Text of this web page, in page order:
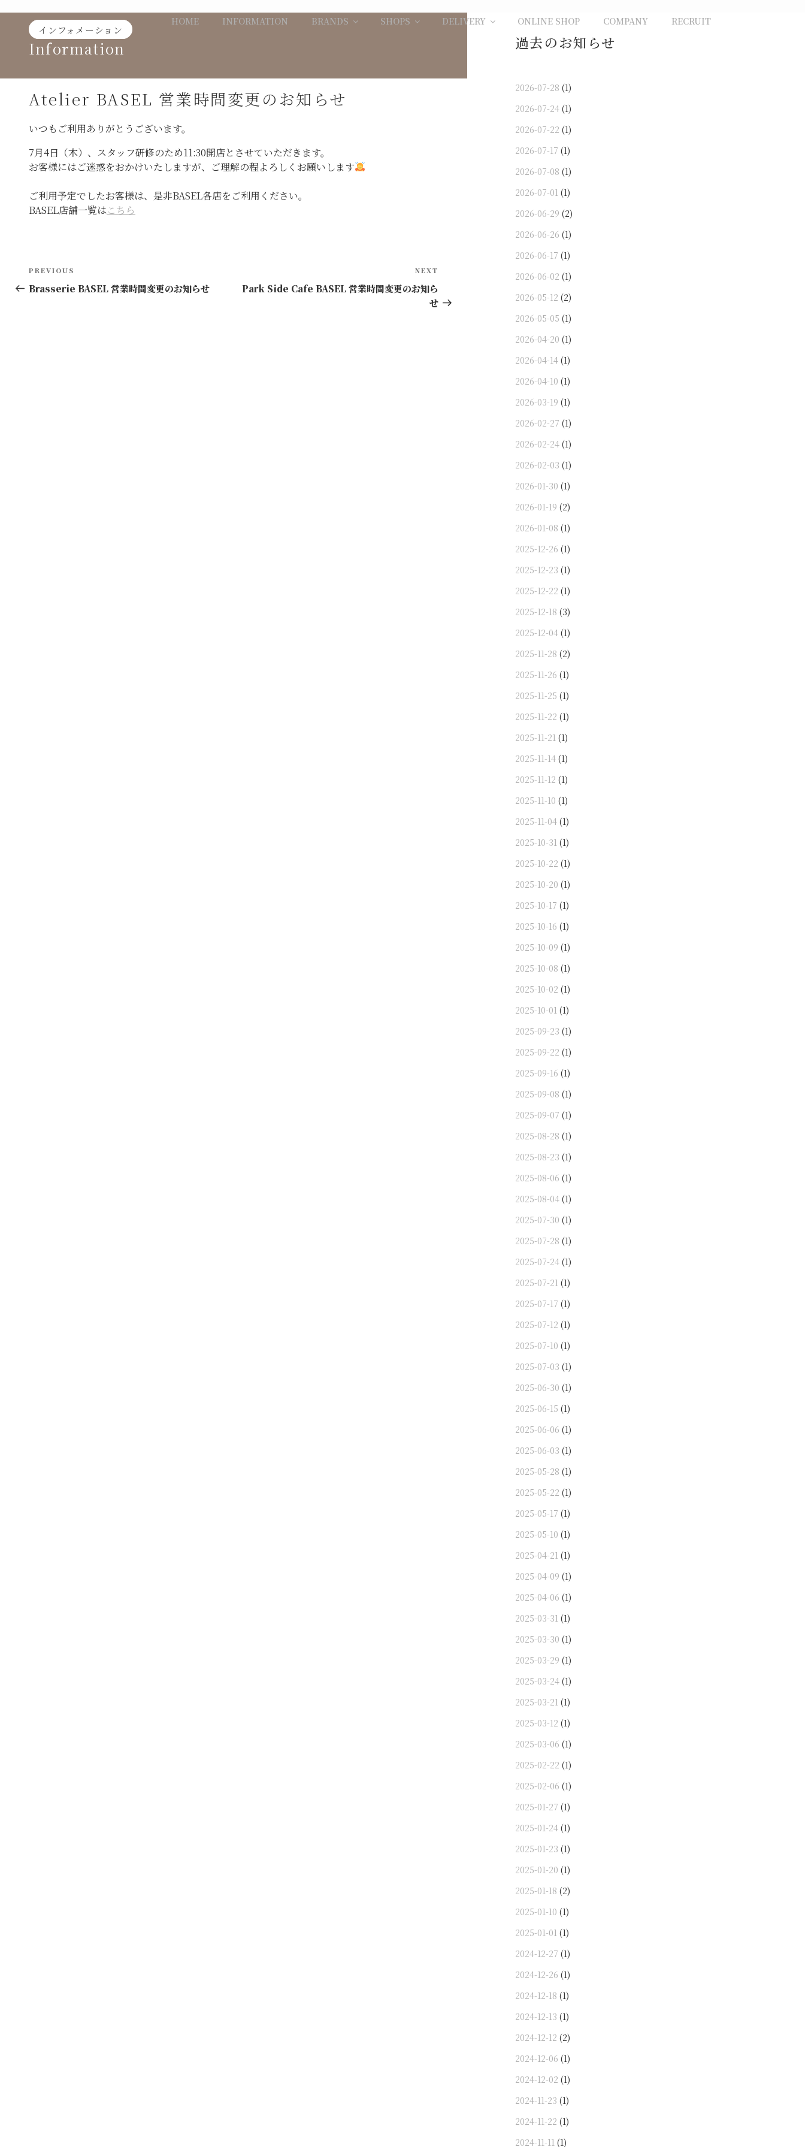
content
HOME INFORMATION BRANDS SHOPS DELIVERY ONLINE SHOP COMPANY RECRUIT
インフォメーション
Information
Atelier BASEL 営業時間変更のお知らせ
いつもご利用ありがとうございます。
7月4日（木）、スタッフ研修のため11:30開店とさせていただきます。
お客様にはご迷惑をおかけいたしますが、ご理解の程よろしくお願いします
ご利用予定でしたお客様は、是非BASEL各店をご利用ください。
BASEL店舗一覧はこちら
投
稿
Previous
Post
PREVIOUS
Brasserie BASEL 営業時間変更のお知らせ
NEXT
Park Side Cafe BASEL 営業時間変更のお知ら
せ
過去のお知らせ
2026-07-28 (1)
2026-07-24 (1)
2026-07-22 (1)
2026-07-17 (1)
2026-07-08 (1)
2026-07-01 (1)
2026-06-29 (2)
2026-06-26 (1)
2026-06-17 (1)
2026-06-02 (1)
2026-05-12 (2)
2026-05-05 (1)
2026-04-20 (1)
2026-04-14 (1)
2026-04-10 (1)
2026-03-19 (1)
2026-02-27 (1)
2026-02-24 (1)
2026-02-03 (1)
2026-01-30 (1)
2026-01-19 (2)
2026-01-08 (1)
2025-12-26 (1)
2025-12-23 (1)
2025-12-22 (1)
2025-12-18 (3)
2025-12-04 (1)
2025-11-28 (2)
2025-11-26 (1)
2025-11-25 (1)
2025-11-22 (1)
2025-11-21 (1)
2025-11-14 (1)
2025-11-12 (1)
2025-11-10 (1)
2025-11-04 (1)
2025-10-31 (1)
2025-10-22 (1)
2025-10-20 (1)
2025-10-17 (1)
2025-10-16 (1)
2025-10-09 (1)
2025-10-08 (1)
2025-10-02 (1)
2025-10-01 (1)
2025-09-23 (1)
2025-09-22 (1)
2025-09-16 (1)
2025-09-08 (1)
2025-09-07 (1)
2025-08-28 (1)
2025-08-23 (1)
2025-08-06 (1)
2025-08-04 (1)
2025-07-30 (1)
2025-07-28 (1)
2025-07-24 (1)
2025-07-21 (1)
2025-07-17 (1)
2025-07-12 (1)
2025-07-10 (1)
2025-07-03 (1)
2025-06-30 (1)
2025-06-15 (1)
2025-06-06 (1)
2025-06-03 (1)
2025-05-28 (1)
2025-05-22 (1)
2025-05-17 (1)
2025-05-10 (1)
2025-04-21 (1)
2025-04-09 (1)
2025-04-06 (1)
2025-03-31 (1)
2025-03-30 (1)
2025-03-29 (1)
2025-03-24 (1)
2025-03-21 (1)
2025-03-12 (1)
2025-03-06 (1)
2025-02-22 (1)
2025-02-06 (1)
2025-01-27 (1)
2025-01-24 (1)
2025-01-23 (1)
2025-01-20 (1)
2025-01-18 (2)
2025-01-10 (1)
2025-01-01 (1)
2024-12-27 (1)
2024-12-26 (1)
2024-12-18 (1)
2024-12-13 (1)
2024-12-12 (2)
2024-12-06 (1)
2024-12-02 (1)
2024-11-23 (1)
2024-11-22 (1)
2024-11-11 (1)